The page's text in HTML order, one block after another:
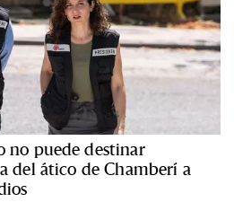
no puede destinar
del ático de Chamberí a